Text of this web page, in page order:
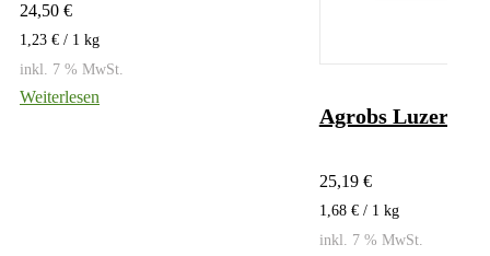
24,50 €
1,23 € / 1 kg
inkl. 7 % MwSt.
Weiterlesen
Agrobs Luzerne
25,19 €
1,68 € / 1 kg
inkl. 7 % MwSt.